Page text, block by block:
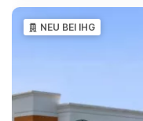
NEU BEI IHG